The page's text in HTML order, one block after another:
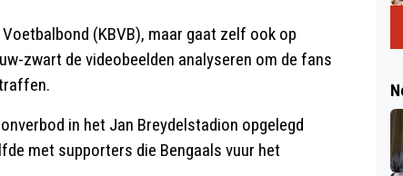
(KBVB), maar gaat zelf ook op
zwart de videobeelden analyseren om de fans
in het Jan Breydelstadion opgelegd
met supporters die Bengaals vuur het